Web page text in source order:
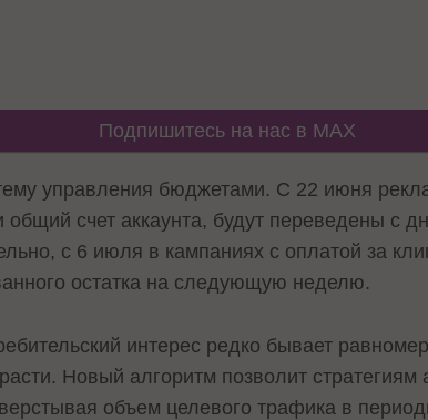
Подпишитесь на нас в MAX
управления бюджетами. С 22 июня
общий счет аккаунта, будут переведены с
с 6 июля в кампаниях с оплатой за
остатка на следующую неделю.
интерес редко бывает
Новый алгоритм позволит стратегиям
объем целевого трафика в